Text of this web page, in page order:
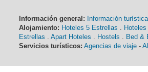
Información general: Información turística
Alojamiento: Hoteles 5 Estrellas
Estrellas
Apart Hoteles Hostels Bed &
Servicios turísticos: Agencias de viaje -